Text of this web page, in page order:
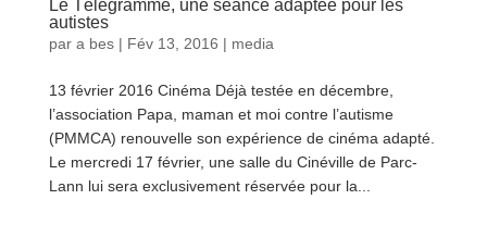
Le Télégramme, une séance adaptée pour les
autistes
par a bes| Fév 13, 2016 | media
13 février 2016 Cinéma Déjà testée en décembre,
l’association Papa, maman et moi contre l’autisme
(PMMCA) renouvelle son expérience de cinéma adapté.
Le mercredi 17 février, une salle du Cinéville de Parc-
Lann lui sera exclusivement réservée pour la...